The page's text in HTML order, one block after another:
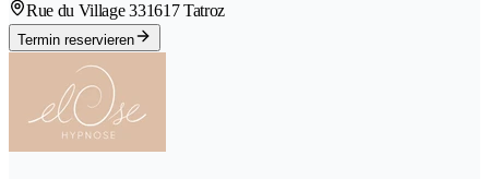
Rue du Village 331617 Tatroz
Termin reservieren